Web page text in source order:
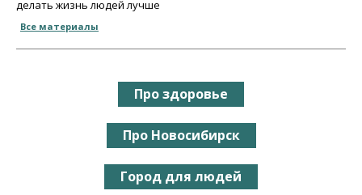
делать жизнь людей лучше
Все материалы
Про здоровье
Про Новосибирск
Город для людей